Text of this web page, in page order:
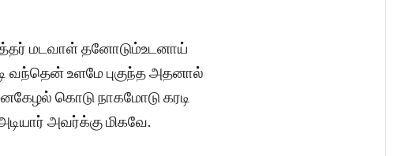
மடவாள் தனோடும்உடனாய்
உளமே புகுந்த அதனால்
கொடு நாகமோடு கரடி
அவர்க்கு மிகவே.